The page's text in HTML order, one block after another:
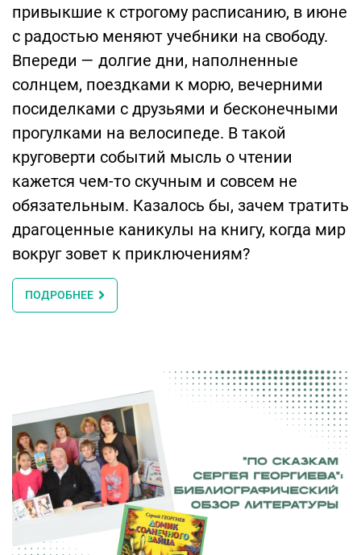
привыкшие к строгому расписанию, в июне
с радостью меняют учебники на свободу.
Впереди — долгие дни, наполненные
солнцем, поездками к морю, вечерними
посиделками с друзьями и бесконечными
прогулками на велосипеде. В такой
круговерти событий мысль о чтении
кажется чем-то скучным и совсем не
обязательным. Казалось бы, зачем тратить
драгоценные каникулы на книгу, когда мир
вокруг зовет к приключениям?
ПОДРОБНЕЕ